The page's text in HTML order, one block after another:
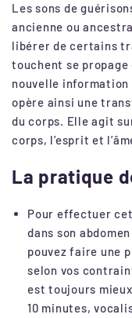
Les sons de
ancienne ou
libérer de certains
touchent se propage
nouvelle information
opère ainsi une
du corps. Elle agit
corps, l’esprit et
La pratique
Pour effectuer
dans son
pouvez faire une
selon vos
est toujours
10 minutes,